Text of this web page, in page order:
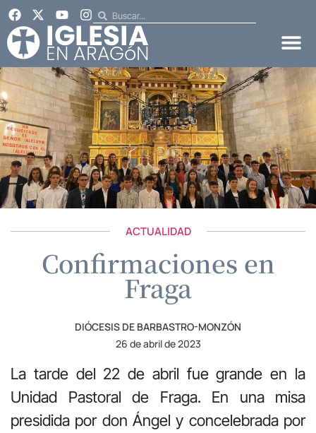
ACTUALIDAD
Confirmaciones en
Fraga
DIÓCESIS DE BARBASTRO-MONZÓN
26 de abril de 2023
La tarde del 22 de abril fue grande en la
Unidad Pastoral de Fraga. En una misa
presidida por don Ángel y concelebrada por